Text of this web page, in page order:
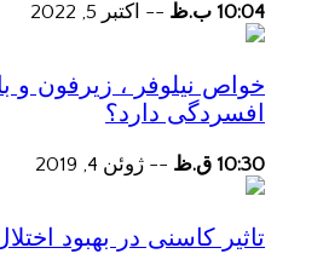
10:04 ب.ظ -- اکتبر 5, 2022
خواص نیلوفر ، زیرفون و
افسردگی دارد؟
10:30 ق.ظ -- ژوئن 4, 2019
تاثیر کاسنی در بهبود